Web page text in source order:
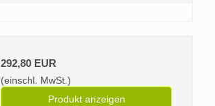
292,80 EUR
(einschl. MwSt.)
Produkt anzeigen